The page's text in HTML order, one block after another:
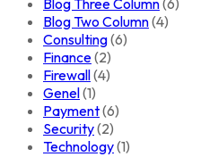
Blog Three Column(6)
Blog Two Column(4)
Consulting(6)
Finance(2)
Firewall(4)
Genel(1)
Payment(6)
Security(2)
Technology(1)